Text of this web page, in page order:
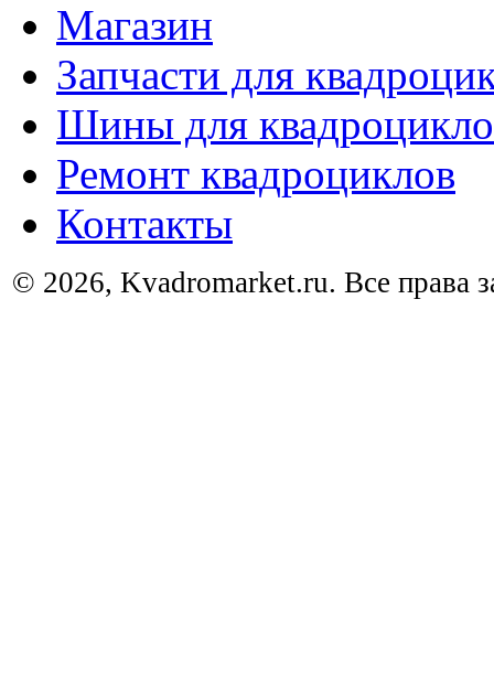
Магазин
Запчасти для
Шины для
Ремонт квадроциклов
Контакты
© 2026, Kvadromarket.ru. Все права